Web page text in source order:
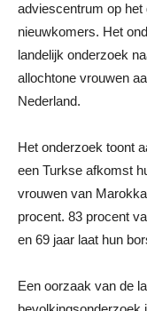
adviescentrum op het
nieuwkomers. Het
landelijk onderzoek
allochtone vrouwen
Nederland.
Het onderzoek toont
een Turkse afkomst
vrouwen van
procent. 83 procent
en 69 jaar laat hun
Een oorzaak van de